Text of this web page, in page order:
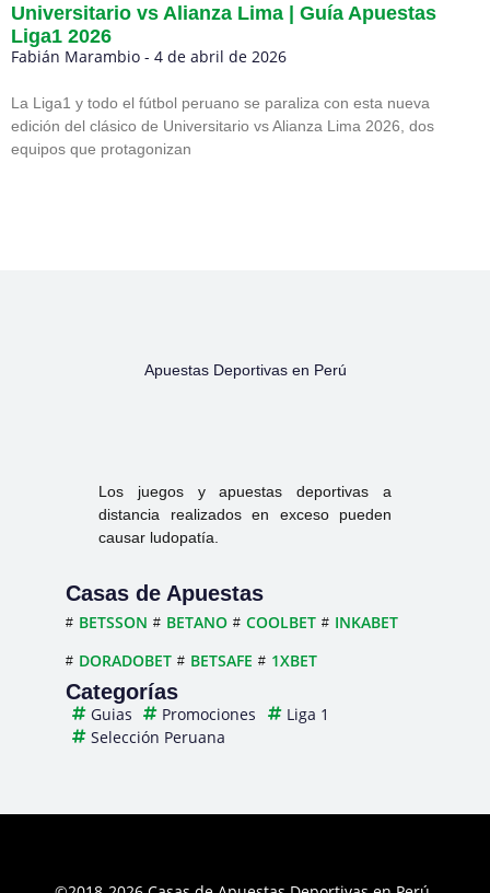
Universitario vs Alianza Lima | Guía Apuestas
Liga1 2026
Fabián Marambio 4 de abril de 2026
La Liga1 y todo el fútbol peruano se paraliza con esta nueva
edición del clásico de Universitario vs Alianza Lima 2026, dos
equipos que protagonizan
Apuestas Deportivas en Perú
Los juegos y apuestas deportivas a
distancia realizados en exceso pueden
causar ludopatía.
Casas de Apuestas
BETSSON BETANO COOLBET
INKABET
DORADOBET
BETSAFE 1XBET
Categorías
Guias Promociones
Liga 1
Selección Peruana